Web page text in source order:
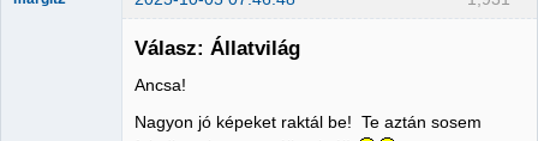
Válasz: Állatvilág
Ancsa!
Nagyon jó képeket raktál be! Te aztán sosem